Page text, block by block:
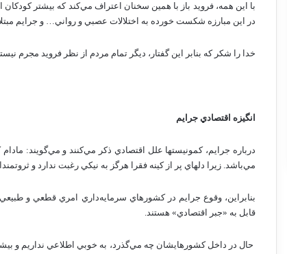
با اين‌ همه‌، فرويد باز با همين‌ سخنان‌ اعتراف‌ مي‌كند كه‌ بيشتر
در اين‌ مبارزه‌ شكست‌ خورده‌ به‌ اختلالات‌ عصبي‌ و رواني‌… و جرايم‌
خدا را شكر كه‌ بنابر اين‌ گفتار، ديگر تمام‌ مردم‌ از نظر فرويد
انگيزه‌ اقتصادي‌ جرايم‌
درباره‌ جرايم‌، كمونيستها علل‌ اقتصادي‌ ذكر مي‌كنند و مي‌گويند:
مي‌باشد. زيرا دلهاي‌ پر از كينه‌ فقرا هرگز به‌ نيكي‌ رغبت‌ ندارد و
بنابراين‌، وقوع‌ جرايم‌ در كشورهاي‌ سرمايه‌داري‌ امري‌ قطعي‌ و
قابل‌ به‌ «جبر اقتصادي‌» هستند.
حال‌ در داخل‌ كشورهايشان‌ چه‌ مي‌گذرد، به‌ خوبي‌ اطلاعي‌ نداريم‌ و